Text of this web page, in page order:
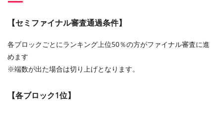
【セミファイナル審査通過条件】
各ブロックごとにランキング上位50％の方がファイナル審査に進
めます
※端数が出た場合は切り上げとなります。
【各ブロック1位】